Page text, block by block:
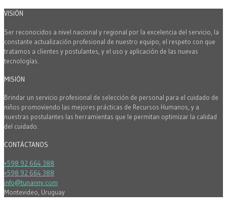
VISIÓN
Ser reconocidos a nivel nacional y regional por la excelencia del servicio, la
constante actualización profesional de nuestro equipo, el respeto con que
tratamos a clientes y postulantes, y el uso y aplicación de las nuevas
tecnologías.
MISIÓN
Brindar un servicio profesional de selección de personal para el cuidado de
niños promoviendo las mejores prácticas de Recursos Humanos, y a
nuestras postulantes las herramientas que le permitan optimizar la calidad
del cuidado.
CONTÁCTANOS
+598 92 664 388
+598 92 664 388
info@tunanny.com
Montevideo, Uruguay